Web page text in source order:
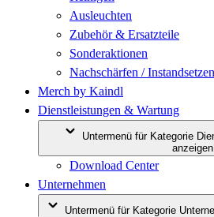
Ausleuchten
Zubehör & Ersatzteile
Sonderaktionen
Nachschärfen /
Merch by Kaindl
Dienstleistungen & Wartung
Untermenü für Kategorie
anzeigen
Download Center
Unternehmen
Untermenü für Kategorie